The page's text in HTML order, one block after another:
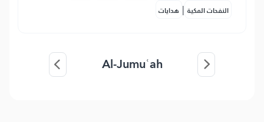
النفحات المكية | هدايات
Al-Jumuʿah